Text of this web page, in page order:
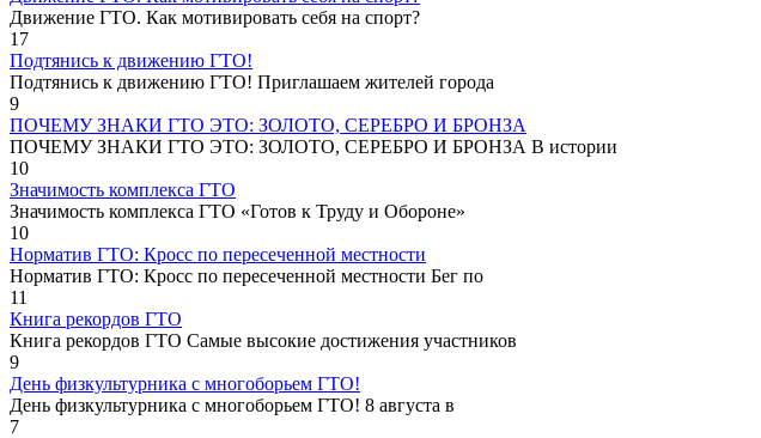
Движение ГТО. Как мотивировать себя на спорт?
17
Подтянись к движению ГТО!
Подтянись к движению ГТО! Приглашаем жителей города
9
ПОЧЕМУ ЗНАКИ ГТО ЭТО: ЗОЛОТО, СЕРЕБРО И БРОНЗА
ПОЧЕМУ ЗНАКИ ГТО ЭТО: ЗОЛОТО, СЕРЕБРО И БРОНЗА В истории
10
Значимость комплекса ГТО
Значимость комплекса ГТО «Готов к Труду и Обороне»
10
Норматив ГТО: Кросс по пересеченной местности
Норматив ГТО: Кросс по пересеченной местности Бег по
11
Книга рекордов ГТО
Книга рекордов ГТО Самые высокие достижения участников
9
День физкультурника с многоборьем ГТО!
День физкультурника с многоборьем ГТО! 8 августа в
7